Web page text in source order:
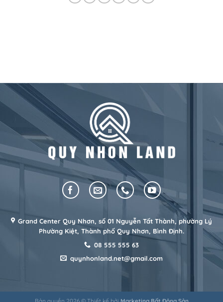
Grand Center Quy Nhơn, số 01 Nguyễn Tất Thành, phường Lý
Phường Kiệt, Thành phố Quy Nhơn, Bình Định.
08 555 555 63
quynhonland.net@gmail.com